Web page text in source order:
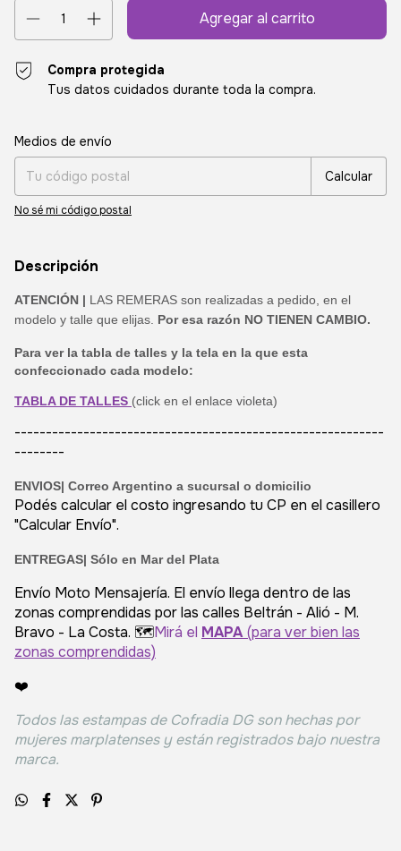
Compra protegida
Tus datos cuidados durante toda la compra.
Entregas para el CP:
Medios de envío
Calcular
No sé mi código postal
Descripción
ATENCIÓN | LAS REMERAS son realizadas a pedido, en el
modelo y talle que elijas. Por esa razón NO TIENEN CAMBIO.
Para ver la tabla de talles y la tela en la que esta
confeccionado cada modelo:
TABLA DE TALLES (click en el enlace violeta)
-----------------------------------------------------------
--------
ENVIOS| Correo Argentino a sucursal o domicilio
Podés calcular el costo ingresando tu CP en el casillero
"Calcular Envío".
ENTREGAS| Sólo en Mar del Plata
Envío Moto Mensajería. El envío llega dentro de las
zonas comprendidas por las calles Beltrán - Alió - M.
Bravo - La Costa. 🗺️Mirá el MAPA(para ver bien las
zonas comprendidas)
❤️
Todos las estampas de Cofradia DG son hechas por
mujeres marplatenses y están registrados bajo nuestra
marca.